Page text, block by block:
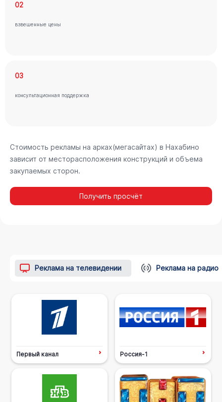
02
взвешенные цены
03
консультационная поддержка
Стоимость рекламы на арках(мегасайтах) в Нахабино
зависит от месторасположения конструкций и объема
закупаемых сторон.
Получить просчёт
Реклама на телевидении Реклама на радио
Первый канал Россия-1